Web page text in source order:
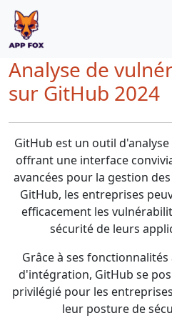
Analyse de
sur GitHub 2024
GitHub est un outil
offrant une interface
avancées pour la gestion
GitHub, les entreprises
efficacement les
sécurité de leurs
Grâce à ses
d'intégration, GitHub se
privilégié pour les
leur posture de